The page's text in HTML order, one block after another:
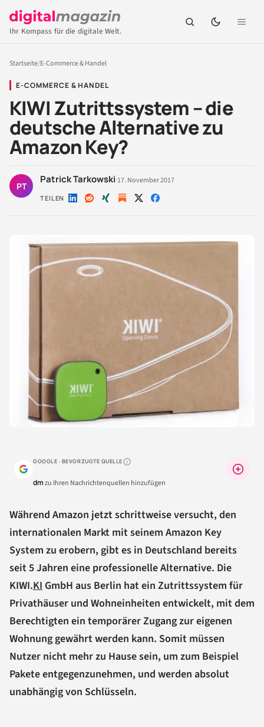
Ihr Kompass für die digitale Welt.
Startseite/E-Commerce & Handel
E-COMMERCE & HANDEL
KIWI Zutrittssystem – die
deutsche Alternative zu
Amazon Key?
PT
Patrick Tarkowski·17. November 2017
TEILEN Auf Auf Auf Auf Auf
GOOGLE · BEVORZUGTE QUELLEWarum lohnt sich das?
dmzu Ihren Nachrichtenquellen hinzufügen
Während Amazon jetzt schrittweise versucht, den
internationalen Markt mit seinem Amazon Key
System zu erobern, gibt es in Deutschland bereits
seit 5 Jahren eine professionelle Alternative. Die
KIWI.KI GmbH aus Berlin hat ein Zutrittssystem für
Privathäuser und Wohneinheiten entwickelt, mit dem
Berechtigten ein temporärer Zugang zur eigenen
Wohnung gewährt werden kann. Somit müssen
Nutzer nicht mehr zu Hause sein, um zum Beispiel
Pakete entgegenzunehmen, und werden absolut
unabhängig von Schlüsseln.